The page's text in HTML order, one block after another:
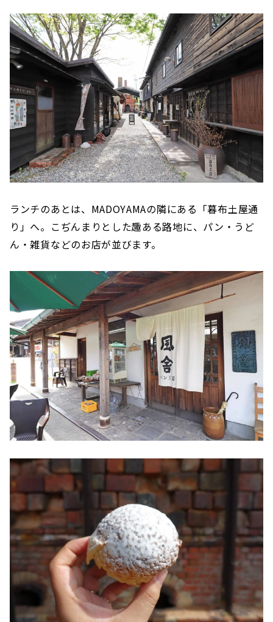
ランチのあとは、MADOYAMAの隣にある「暮布土屋通
り」へ。こぢんまりとした趣ある路地に、パン・うど
ん・雑貨などのお店が並びます。